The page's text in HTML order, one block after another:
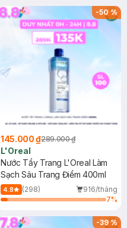
-50%
145.000 ₫289.000 ₫
L'Oreal
Nước Tẩy Trang L'Oreal Làm
Sạch Sâu Trang Điểm 400ml
4.8 (298)
916/tháng
7%
-39%